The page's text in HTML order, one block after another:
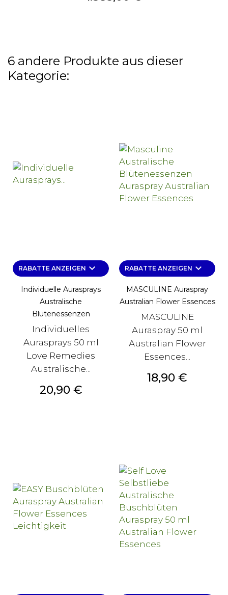
6 andere Produkte aus dieser
Kategorie:
RABATTE ANZEIGEN keyboard_arrow_down
Individuelle Aurasprays
Australische
Blütenessenzen
Individuelles
Aurasprays 50 ml
Love Remedies
Australische...
Preis
20,90 €
RABATTE ANZEIGEN keyboard_arrow_down
MASCULINE Auraspray
Australian Flower Essences
MASCULINE
Auraspray 50 ml
Australian Flower
Essences...
Preis
18,90 €